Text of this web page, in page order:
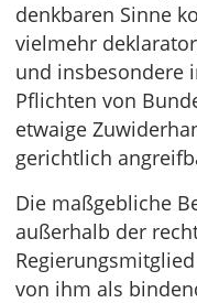
denkbaren Sinne
vielmehr
und insbesondere
Pflichten von
etwaige
gerichtlich
Die maßgebliche
außerhalb der
von ihm als